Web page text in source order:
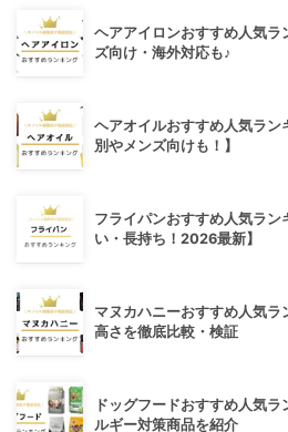
ヘアアイロンおすすめ人気
ズ向け・海外対応も♪
ヘアオイルおすすめ人気ラ
別やメンズ向けも！】
フライパンおすすめ人気ラ
い・長持ち！2026最新】
マヌカハニーおすすめ人気
高さを徹底比較・検証
ドッグフードおすすめ人気
ルギー対策商品を紹介